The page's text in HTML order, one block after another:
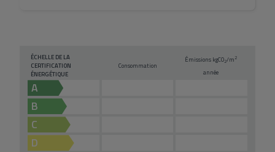
ÉCHELLE DE LA
CERTIFICATION
ÉNERGÉTIQUE
Consommation
Émissions kgCO2/m2
année
A
B
C
D